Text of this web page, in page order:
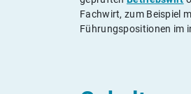
Fachwirt, zum Beispiel
Führungspositionen im